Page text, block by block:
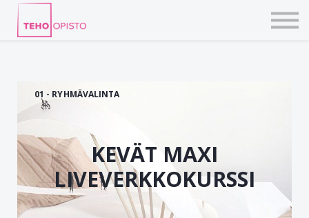
KIRJAUDU TEHOVERKKOON
01 - RYHMÄVALINTA
KEVÄT MAXI
LIVEVERKKOKURSSI